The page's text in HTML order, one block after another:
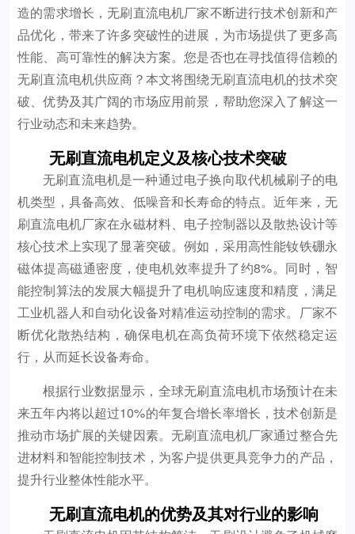
造的需求增长，无刷直流电机厂家不断进行技术创新和产
品优化，带来了许多突破性的进展，为市场提供了更多高
性能、高可靠性的解决方案。您是否也在寻找值得信赖的
无刷直流电机供应商？本文将围绕无刷直流电机的技术突
破、优势及其广阔的市场应用前景，帮助您深入了解这一
行业动态和未来趋势。
无刷直流电机定义及核心技术突破
无刷直流电机是一种通过电子换向取代机械刷子的电
机类型，具备高效、低噪音和长寿命的特点。近年来，无
刷直流电机厂家在永磁材料、电子控制器以及散热设计等
核心技术上实现了显著突破。例如，采用高性能钕铁硼永
磁体提高磁通密度，使电机效率提升了约8%。同时，智
能控制算法的发展大幅提升了电机响应速度和精度，满足
工业机器人和自动化设备对精准运动控制的需求。厂家不
断优化散热结构，确保电机在高负荷环境下依然稳定运
行，从而延长设备寿命。
根据行业数据显示，全球无刷直流电机市场预计在未
来五年内将以超过10%的年复合增长率增长，技术创新是
推动市场扩展的关键因素。无刷直流电机厂家通过整合先
进材料和智能控制技术，为客户提供更具竞争力的产品，
提升行业整体性能水平。
无刷直流电机的优势及其对行业的影响